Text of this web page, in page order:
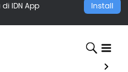
IDN App Install